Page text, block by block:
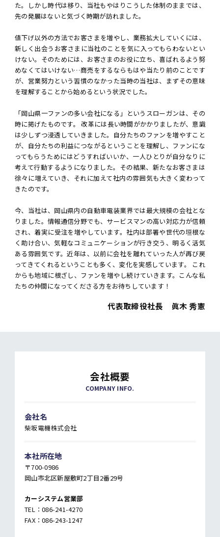
た。しかし時代は移り、当社もやはりこうした体制のままでは、
先の発展はないと気づく時期が訪れました。
値下げ以外の方法でお客さまを増やし、業務拡大していくには、
新しく出会うお客さまに当社のことを気に入ってもらわないとい
けない。そのためには、お客さまのお役に立ち、喜ばれるよう努
めなくてはいけない…商売をするならもはや当たり前のことです
が、営業努力という習慣のなかった当時の当社は、まずその意味
を理解することから始めるという状況でした。
「岡山県一ファンの多い会社になる」というスローガンは、その
時に掲げたものです。 改革には長い時間がかかりましたが、意識
は少しずつ浸透していきました。自分たちのファンを増やすこと
が、自分たちの利益につながるということを理解し、ファンにな
ってもらうためにはどうすればいいか、一人ひとりが自分なりに
考えて行動するようになりました。その結果、新たなお客さまは
徐々に増えていき、それに加えて社内の雰囲気も大きく変わって
きたのです。
今、当社は、岡山県内の自動車電装業界では最大規模の会社とな
りました。情報通信分野でも、サービスマンの高い対応力が信頼
され、着実に受注を増やしています。社内は部署や世代の垣根な
く助け合い、気軽なコミュニケーションが行き交う、明るく活気
ある雰囲気です。近年は、以前に会社を離れていった人が再び戻
ってきてくれるということも多く、変化を実感しています。 これ
からも地域に根ざし、ファンを増やし続けていきます。こんな私
たちの仲間になってくださる方をお待ちしています！
代表取締役社長 眞木 秀憲
会社概要
COMPANY INFO.
会社名
柴坂電機株式会社
本社所在地
〒700-0986
岡山市北区新屋敷町2丁目2番29号
カーシステム営業部
TEL：086-241-4270
FAX：086-243-1247